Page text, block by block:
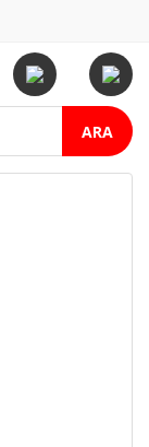
ARA